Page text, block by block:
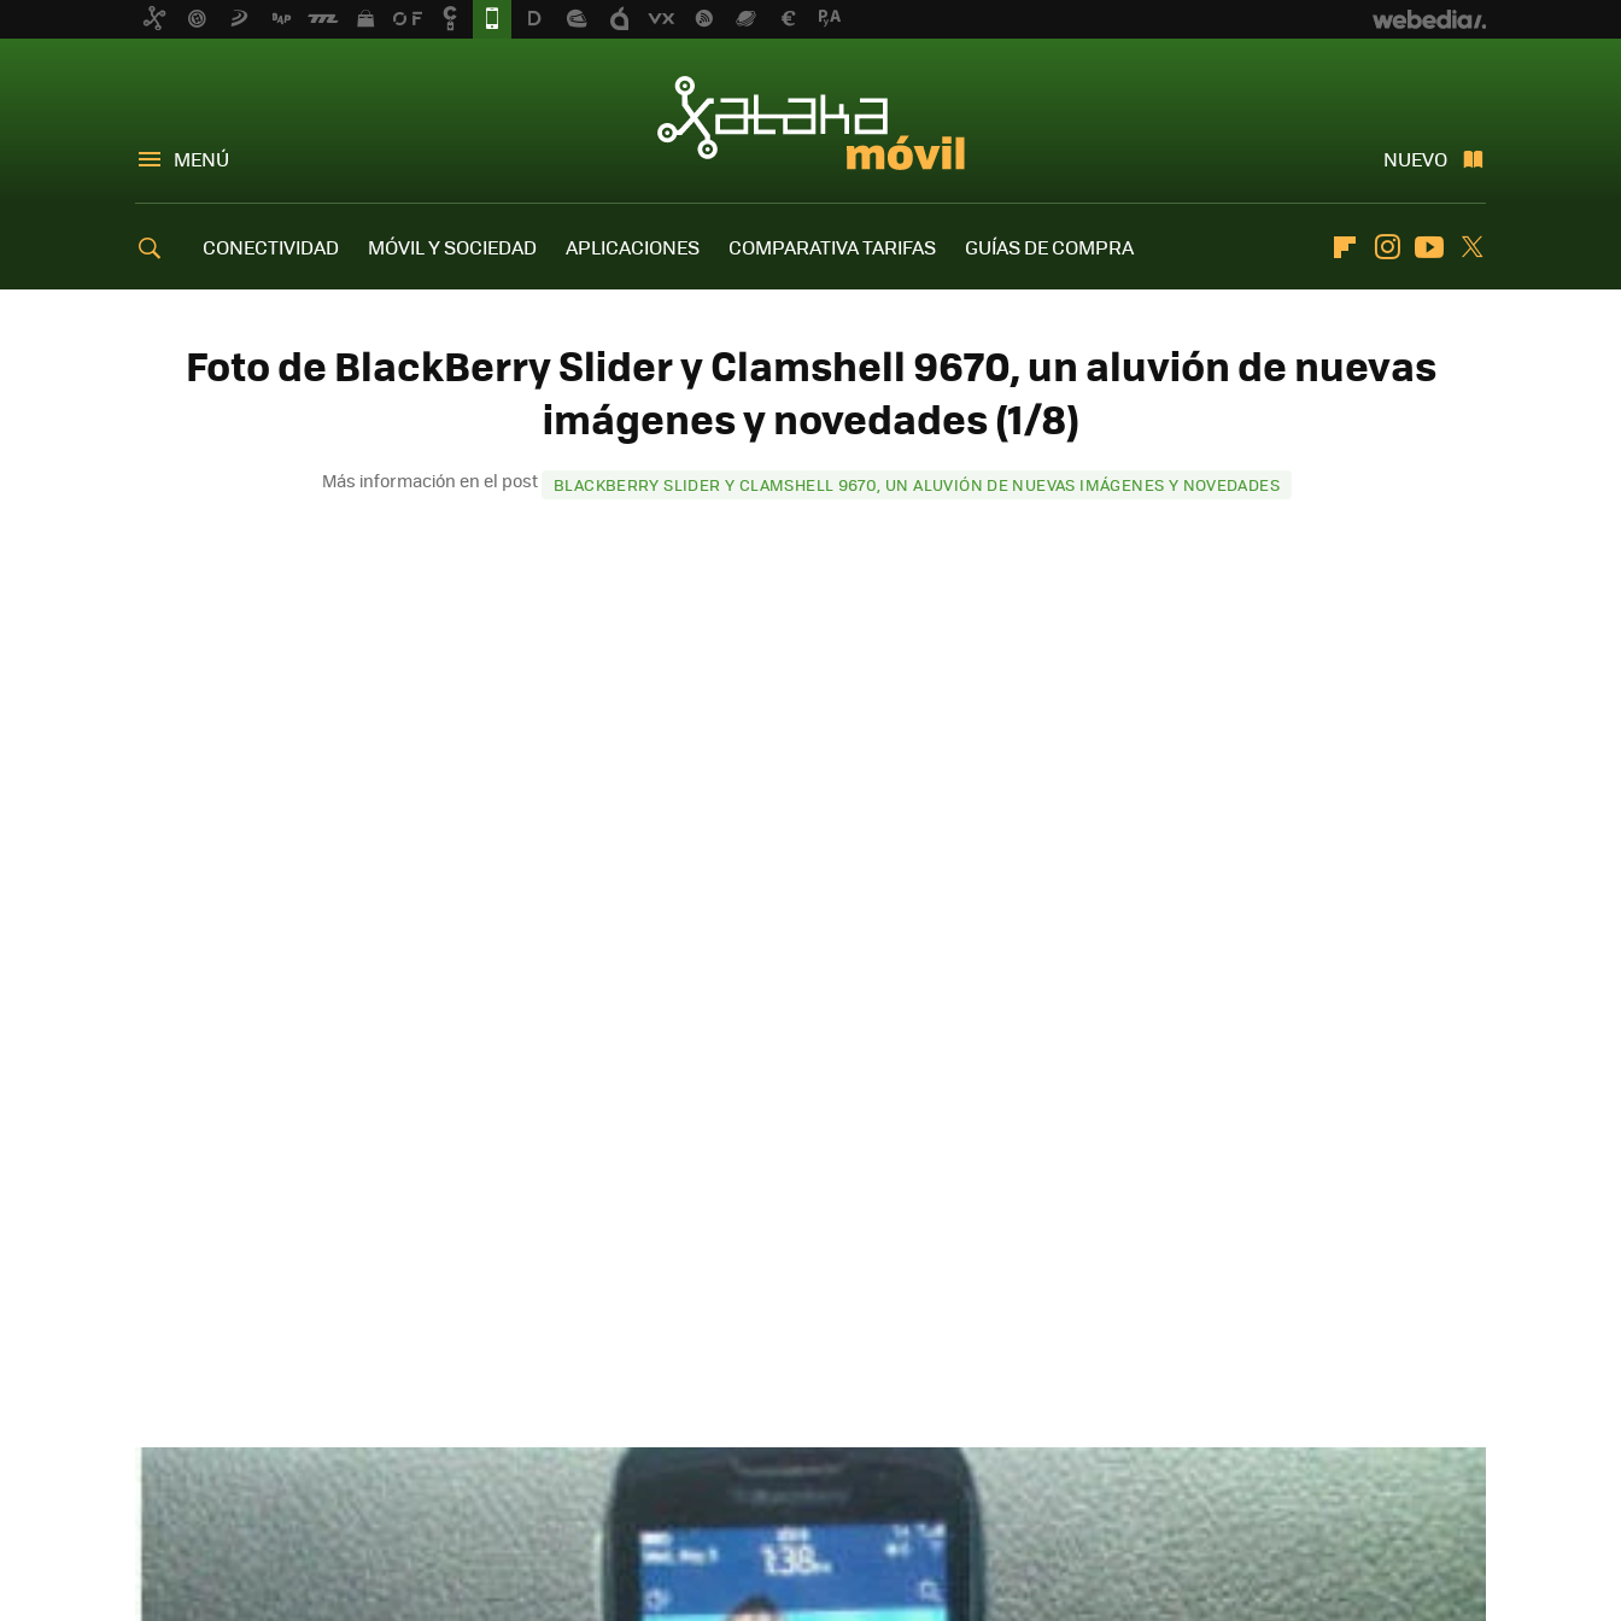
MENÚ NUEVO
CONECTIVIDAD MÓVIL Y SOCIEDAD APLICACIONES COMPARATIVA TARIFAS
GUÍAS DE COMPRA
FlipboardInstagramYoutube
Foto de BlackBerry Slider y Clamshell 9670, un aluvión de nuevas
imágenes y novedades (1/8)
Más información en el post BLACKBERRY SLIDER Y CLAMSHELL 9670, UN ALUVIÓN DE NUEVAS IMÁGENES Y NOVEDADES